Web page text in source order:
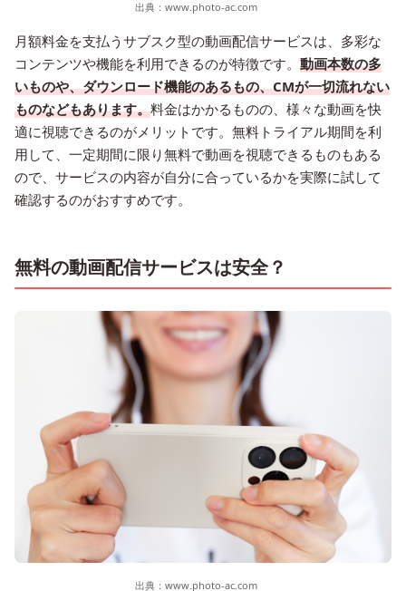
出典： www.photo-ac.com
月額料金を支払うサブスク型の動画配信サービスは、多彩な
コンテンツや機能を利用できるのが特徴です。 動画本数の多
いものや、ダウンロード機能のあるもの、CMが一切流れない
ものなどもあります。料金はかかるものの、様々な動画を快
適に視聴できるのがメリットです。無料トライアル期間を利
用して、一定期間に限り無料で動画を視聴できるものもある
ので、サービスの内容が自分に合っているかを実際に試して
確認するのがおすすめです。
無料の動画配信サービスは安全？
出典： www.photo-ac.com